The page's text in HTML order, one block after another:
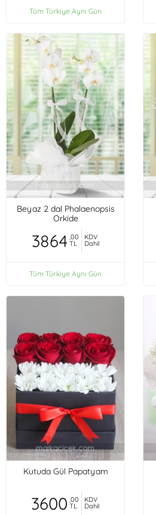
Tüm Türkiye Aynı Gün
Beyaz 2 dal Phalaenopsis
Orkide
3864 ,00
TL
KDV
Dahil
Tüm Türkiye Aynı Gün
Kutuda Gül Papatyam
3600 ,00
TL
KDV
Dahil